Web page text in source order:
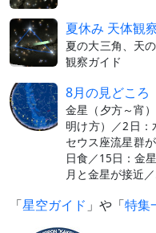
夏休み 天体観
夏の大三角、天
観察ガイド
8月の見どころ
金星（夕方～宵
明け方）／2日
セウス座流星群
日食／15日：金
月と金星が接近
「星空ガイド 」や「特集